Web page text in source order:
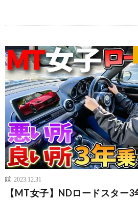
2023.12.31
【MT女子】NDロードスター